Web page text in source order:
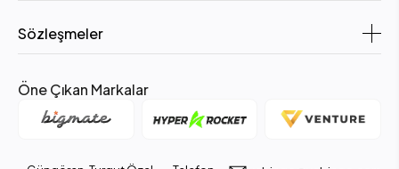
Sözleşmeler
Öne Çıkan Markalar